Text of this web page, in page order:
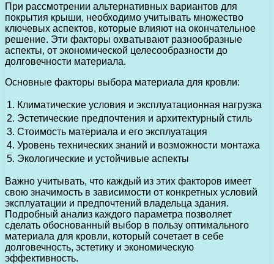
При рассмотрении альтернативных вариантов для
покрытия крыши, необходимо учитывать множество
ключевых аспектов, которые влияют на окончательное
решение. Эти факторы охватывают разнообразные
аспекты, от экономической целесообразности до
долговечности материала.
Основные факторы выбора материала для кровли:
1. Климатические условия и эксплуатационная нагрузка
2. Эстетические предпочтения и архитектурный стиль
3. Стоимость материала и его эксплуатация
4. Уровень технических знаний и возможности монтажа
5. Экологические и устойчивые аспекты
Важно учитывать, что каждый из этих факторов имеет
свою значимость в зависимости от конкретных условий
эксплуатации и предпочтений владельца здания.
Подробный анализ каждого параметра позволяет
сделать обоснованный выбор в пользу оптимального
материала для кровли, который сочетает в себе
долговечность, эстетику и экономическую
эффективность.